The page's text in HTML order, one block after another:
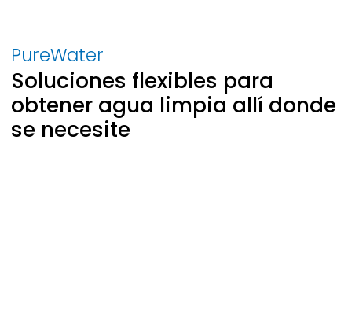
PureWater
Soluciones flexibles para
obtener agua limpia allí donde
se necesite